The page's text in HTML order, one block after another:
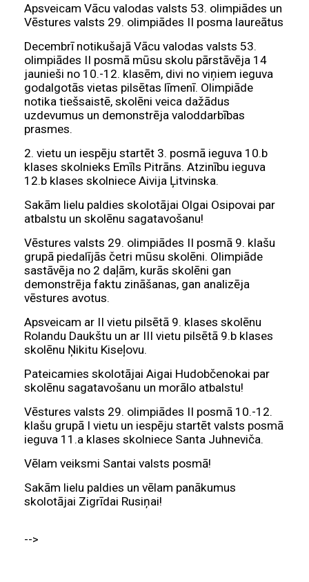
Apsveicam Vācu valodas valsts 53. olimpiādes un
Vēstures valsts 29. olimpiādes II posma laureātus
Decembrī notikušajā Vācu valodas valsts 53.
olimpiādes II posmā mūsu skolu pārstāvēja 14
jaunieši no 10.-12. klasēm, divi no viņiem ieguva
godalgotās vietas pilsētas līmenī. Olimpiāde
notika tiešsaistē, skolēni veica dažādus
uzdevumus un demonstrēja valoddarbības
prasmes.
2. vietu un iespēju startēt 3. posmā ieguva 10.b
klases skolnieks Emīls Pitrāns. Atzinību ieguva
12.b klases skolniece Aivija Ļitvinska.
Sakām lielu paldies skolotājai Olgai Osipovai par
atbalstu un skolēnu sagatavošanu!
Vēstures valsts 29. olimpiādes II posmā 9. klašu
grupā piedalījās četri mūsu skolēni. Olimpiāde
sastāvēja no 2 daļām, kurās skolēni gan
demonstrēja faktu zināšanas, gan analizēja
vēstures avotus.
Apsveicam ar II vietu pilsētā 9. klases skolēnu
Rolandu Daukštu un ar III vietu pilsētā 9.b klases
skolēnu Ņikitu Kiseļovu.
Pateicamies skolotājai Aigai Hudobčenokai par
skolēnu sagatavošanu un morālo atbalstu!
Vēstures valsts 29. olimpiādes II posmā 10.-12.
klašu grupā I vietu un iespēju startēt valsts posmā
ieguva 11.a klases skolniece Santa Juhneviča.
Vēlam veiksmi Santai valsts posmā!
Sakām lielu paldies un vēlam panākumus
skolotājai Zigrīdai Rusiņai!
-->